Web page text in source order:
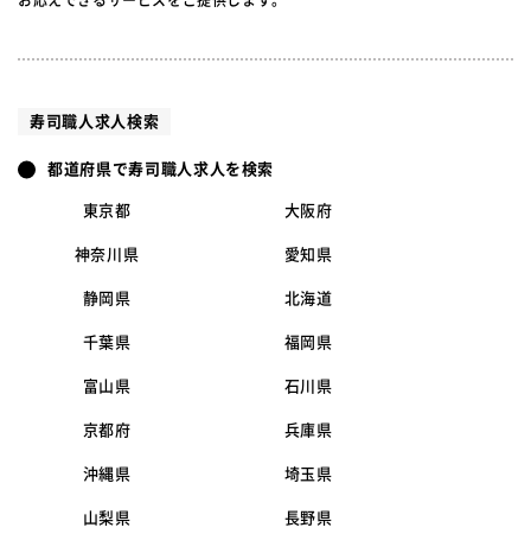
寿司職人求人検索
都道府県で寿司職人求人を検索
東京都 大阪府
神奈川県 愛知県
静岡県 北海道
千葉県 福岡県
富山県 石川県
京都府 兵庫県
沖縄県 埼玉県
山梨県 長野県